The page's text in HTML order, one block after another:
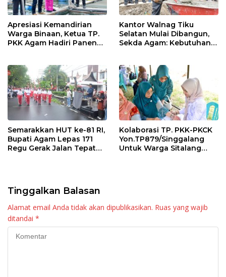
Apresiasi Kemandirian
Warga Binaan, Ketua TP.
PKK Agam Hadiri Panen
Kantor Walnag Tiku
Selatan Mulai Dibangun,
Sekda Agam: Kebutuhan
Semarakkan HUT ke-81 RI,
Bupati Agam Lepas 171
Regu Gerak Jalan Tepat
Kolaborasi TP. PKK-PKCK
Yon.TP879/Singgalang
Untuk Warga Sitalang
Tinggalkan Balasan
Alamat email Anda tidak akan dipublikasikan. Ruas yang wajib
ditandai *